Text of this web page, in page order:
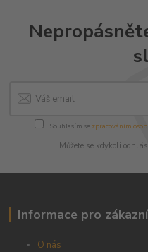
Souhlasím se zpracováním
Můžete se kdykoli
Informace pro
O nás